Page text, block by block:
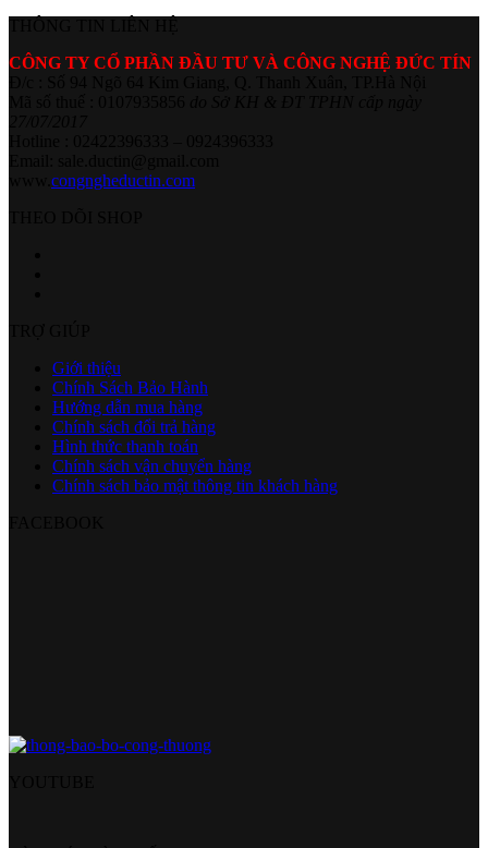
CÔNG TY CỔ PHẦN ĐẦU TƯ VÀ CÔNG NGHỆ ĐỨC TÍN
congngheductin.com
Giới thiệu
Chính Sách Bảo Hành
Hướng dẫn mua hàng
Chính sách đổi trả hàng
Hình thức thanh toán
Chính sách vận chuyển hàng
Chính sách bảo mật thông tin khách hàng